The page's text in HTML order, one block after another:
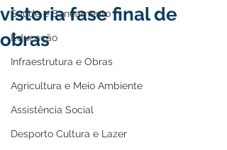
Saúde e Saneamento
Educação
Infraestrutura e Obras
Agricultura e Meio Ambiente
Assistência Social
Desporto Cultura e Lazer
vistoria fase final de
obras